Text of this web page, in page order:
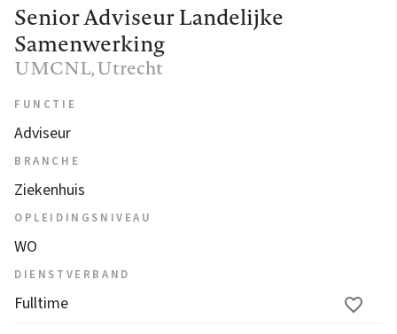
Senior Adviseur Landelijke
Samenwerking
UMCNL, Utrecht
FUNCTIE
Adviseur
BRANCHE
Ziekenhuis
OPLEIDINGSNIVEAU
WO
DIENSTVERBAND
Fulltime